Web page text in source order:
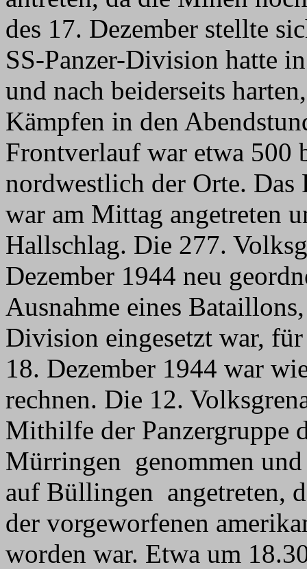
des 17. Dezember stellte
SS-Panzer-Division hatte
und nach beiderseits
Kämpfen in den
Frontverlauf war etwa 500
nordwestlich der Orte. Das
war am Mittag angetreten
Hallschlag. Die 277.
Dezember 1944 neu
Ausnahme eines
Division eingesetzt war,
18. Dezember 1944 war
rechnen. Die 12.
Mithilfe der Panzergruppe
Mürringen genommen
auf Büllingen angetreten,
der vorgeworfenen
worden war. Etwa um